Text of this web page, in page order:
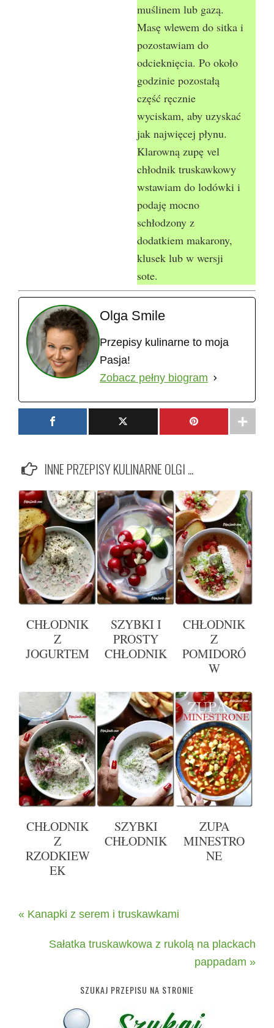
muślinem lub gazą.
Masę wlewem do sitka i
pozostawiam do
odcieknięcia. Po około
godzinie pozostałą
część ręcznie
wyciskam, aby uzyskać
jak najwięcej płynu.
Klarowną zupę vel
chłodnik truskawkowy
wstawiam do lodówki i
podaję mocno
schłodzony z
dodatkiem makarony,
klusek lub w wersji
sote.
Olga Smile
Przepisy kulinarne to moja
Pasja!
Zobacz pełny biogram
INNE PRZEPISY KULINARNE OLGI ...
CHŁODNIK
Z
JOGURTEM
SZYBKI I
PROSTY
CHŁODNIK
CHŁODNIK
Z
POMIDORÓ
W
CHŁODNIK
Z
RZODKIEW
EK
SZYBKI
CHŁODNIK
ZUPA
MINESTRO
NE
« Kanapki z serem i truskawkami
Sałatka truskawkowa z rukolą na plackach
pappadam »
SZUKAJ PRZEPISU NA STRONIE